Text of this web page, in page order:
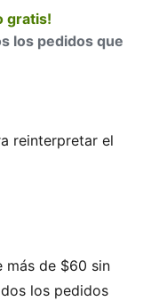
gratis!
los pedidos que
reinterpretar el
su
detalles
inspira en las
combinadas con
y los
más de $60 sin
los pedidos